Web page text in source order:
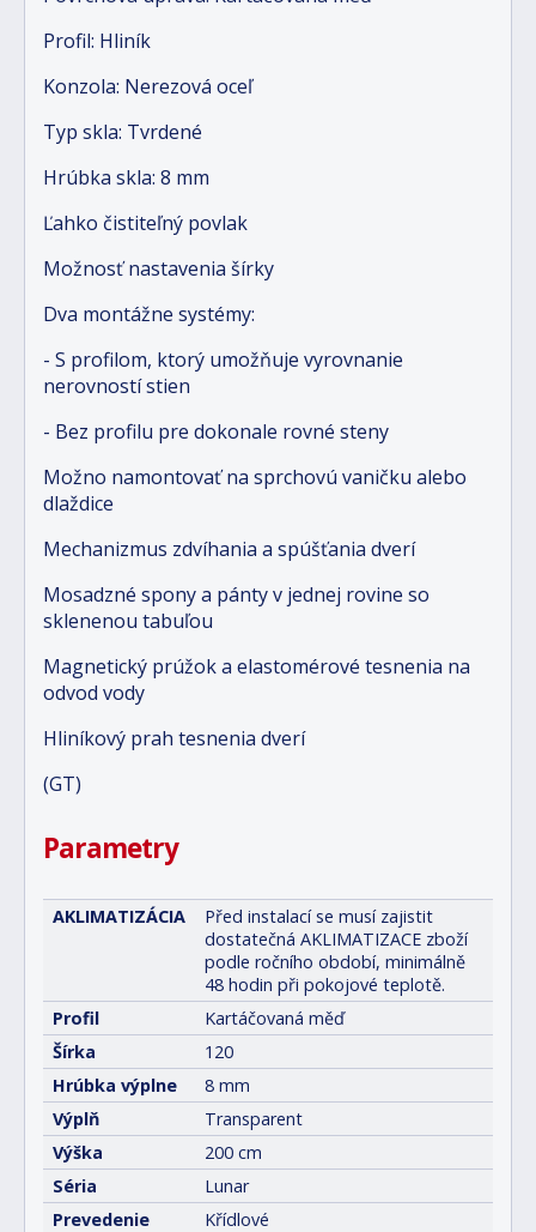
Profil: Hliník
Konzola: Nerezová oceľ
Typ skla: Tvrdené
Hrúbka skla: 8 mm
Ľahko čistiteľný povlak
Možnosť nastavenia šírky
Dva montážne systémy:
- S profilom, ktorý umožňuje vyrovnanie
nerovností stien
- Bez profilu pre dokonale rovné steny
Možno namontovať na sprchovú vaničku alebo
dlaždice
Mechanizmus zdvíhania a spúšťania dverí
Mosadzné spony a pánty v jednej rovine so
sklenenou tabuľou
Magnetický prúžok a elastomérové tesnenia na
odvod vody
Hliníkový prah tesnenia dverí
(GT)
Parametry
AKLIMATIZÁCIA
Před instalací se musí zajistit
dostatečná AKLIMATIZACE zboží
podle ročního období, minimálně
48 hodin při pokojové teplotě.
Profil
Kartáčovaná měď
Šírka
120
Hrúbka výplne
8 mm
Výplň
Transparent
Výška
200 cm
Séria
Lunar
Prevedenie
Křídlové